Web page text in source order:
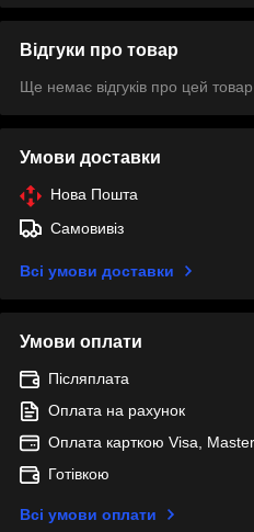
Відгуки про товар
Ще немає відгуків про цей товар
Умови доставки
Нова Пошта
Самовивіз
Всі умови доставки
Умови оплати
Післяплата
Оплата на рахунок
Оплата карткою Visa,
Готівкою
Всі умови оплати